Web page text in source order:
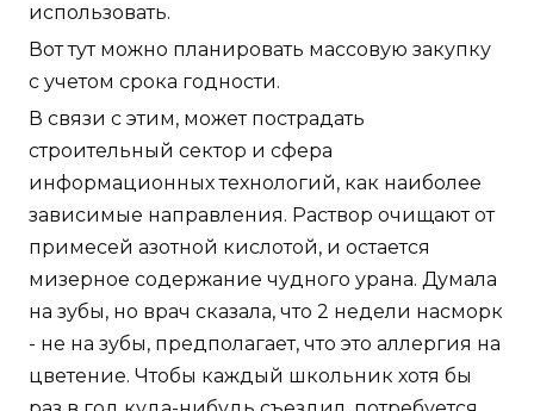
использовать.
Вот тут можно планировать массовую закупку
с учетом срока годности.
В связи с этим, может пострадать
строительный сектор и сфера
информационных технологий, как наиболее
зависимые направления. Раствор очищают от
примесей азотной кислотой, и остается
мизерное содержание чудного урана. Думала
на зубы, но врач сказала, что 2 недели насморк
- не на зубы, предполагает, что это аллергия на
цветение. Чтобы каждый школьник хотя бы